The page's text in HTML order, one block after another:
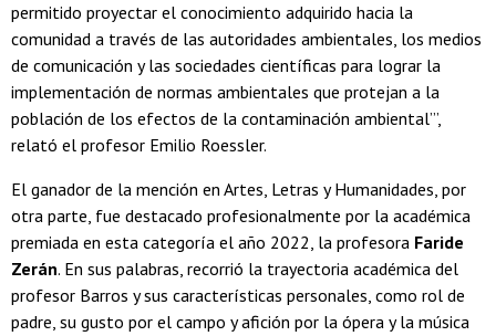
permitido proyectar el conocimiento adquirido hacia la
comunidad a través de las autoridades ambientales, los medios
de comunicación y las sociedades científicas para lograr la
implementación de normas ambientales que protejan a la
población de los efectos de la contaminación ambiental’”,
relató el profesor Emilio Roessler.
El ganador de la mención en Artes, Letras y Humanidades, por
otra parte, fue destacado profesionalmente por la académica
premiada en esta categoría el año 2022, la profesora Faride
Zerán. En sus palabras, recorrió la trayectoria académica del
profesor Barros y sus características personales, como rol de
padre, su gusto por el campo y afición por la ópera y la música